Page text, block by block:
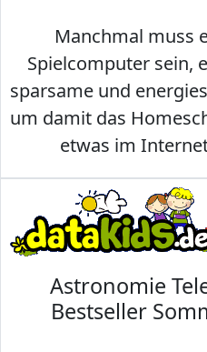
Manchmal muss
Spielcomputer sein,
sparsame und
um damit das
etwas im
Astronomie
Bestseller